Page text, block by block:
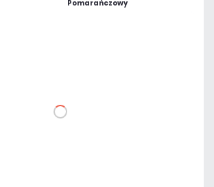
Pomarańczowy
DO KOSZYKA